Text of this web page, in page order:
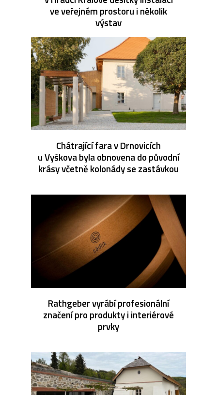
ve veřejném prostoru i několik
výstav
Chátrající fara v Drnovicích
u Vyškova byla obnovena do původní
krásy včetně kolonády se zastávkou
Rathgeber vyrábí profesionální
značení pro produkty i interiérové
prvky